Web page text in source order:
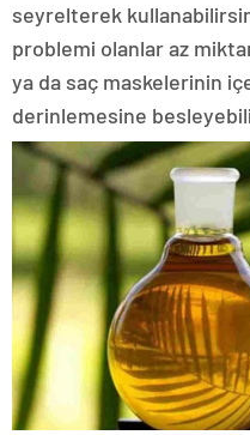
seyrelterek
problemi olanlar az
ya da saç maskelerinin
derinlemesine